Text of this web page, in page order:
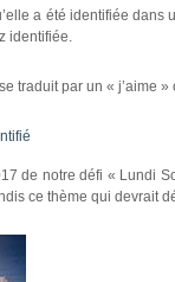
a été identifiée
identifiée.
traduit par un « j’aime
de notre défi « Lundi
ce thème qui devrait